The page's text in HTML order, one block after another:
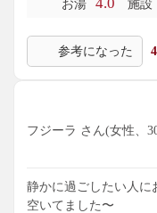
お湯 施設
参考になった
フジーラ さん(女性、
静かに過ごしたい人に
空いてました〜